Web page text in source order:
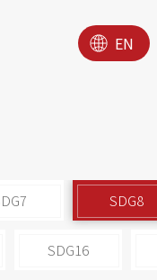
EN
SDG8
SDG16